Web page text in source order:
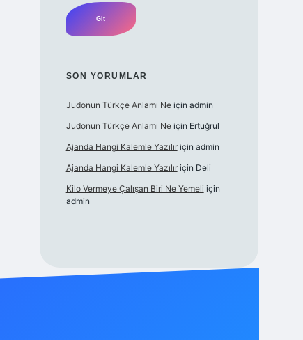
SON YORUMLAR
Judonun Türkçe Anlamı Neiçin admin
Judonun Türkçe Anlamı Neiçin Ertuğrul
Ajanda Hangi Kalemle Yazılıriçin admin
Ajanda Hangi Kalemle Yazılıriçin Deli
Kilo Vermeye Çalışan Biri Ne Yemeli için
admin